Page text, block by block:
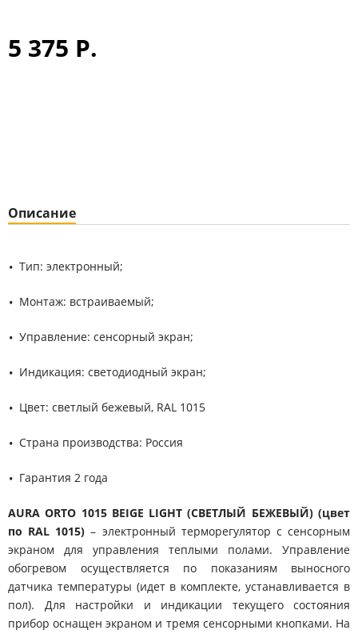
5 375 Р.
Описание
Тип: электронный;
Монтаж: встраиваемый;
Управление: сенсорный экран;
Индикация: светодиодный экран;
Цвет: светлый бежевый, RAL 1015
Страна производства: Россия
Гарантия 2 года
AURA ORTO 1015 BEIGE LIGHT (СВЕТЛЫЙ БЕЖЕВЫЙ) (цвет
по RAL 1015)– электронный терморегулятор с сенсорным
экраном для управления теплыми полами. Управление
обогревом осуществляется по показаниям выносного
датчика температуры (идет в комплекте, устанавливается в
пол). Для настройки и индикации текущего состояния
прибор оснащен экраном и тремя сенсорными кнопками. На